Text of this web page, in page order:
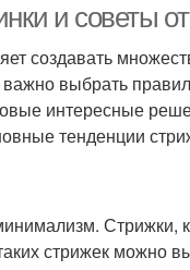
и советы от
создавать
выбрать
интересные
тенденции
Стрижки,
стрижек можно